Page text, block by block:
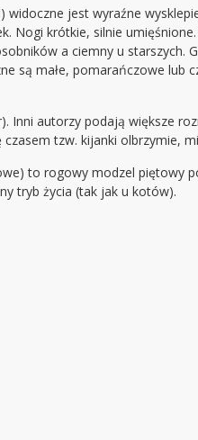
jest wyraźne
Nogi krótkie, silnie
a ciemny u starszych.
są małe, pomarańczowe lub
Inni autorzy podają większe
tzw. kijanki olbrzymie,
to rogowy modzel piętowy
tryb życia (tak jak u kotów).